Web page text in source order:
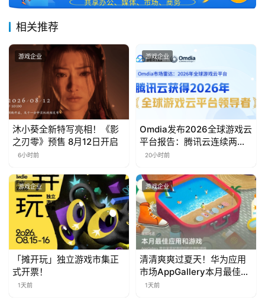
茶
奖
月
3
0
日
游
茶
接
会
上
相关推荐
游戏企业
沐小葵全新特写亮相！《影
之刃零》预售 8月12日开启
6小时前
游戏企业
Omdia发布2026全球游戏云
平台报告：腾讯云连续两年
入选“领导者”象限
20小时前
游戏企业
「摊开玩」独立游戏市集正
式开票！
1天前
游戏企业
清清爽爽过夏天！华为应用
市场AppGallery本月最佳上
新，款款提升幸福感
1天前